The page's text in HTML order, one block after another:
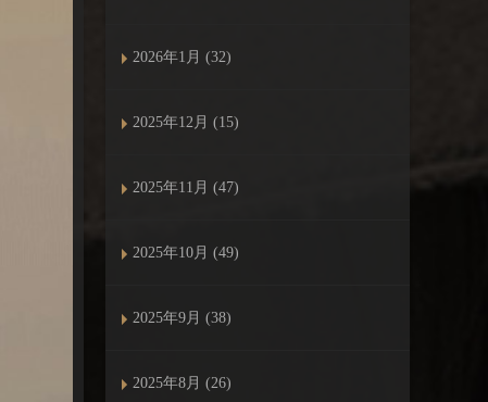
2026年1月 (32)
2025年12月 (15)
2025年11月 (47)
2025年10月 (49)
2025年9月 (38)
2025年8月 (26)